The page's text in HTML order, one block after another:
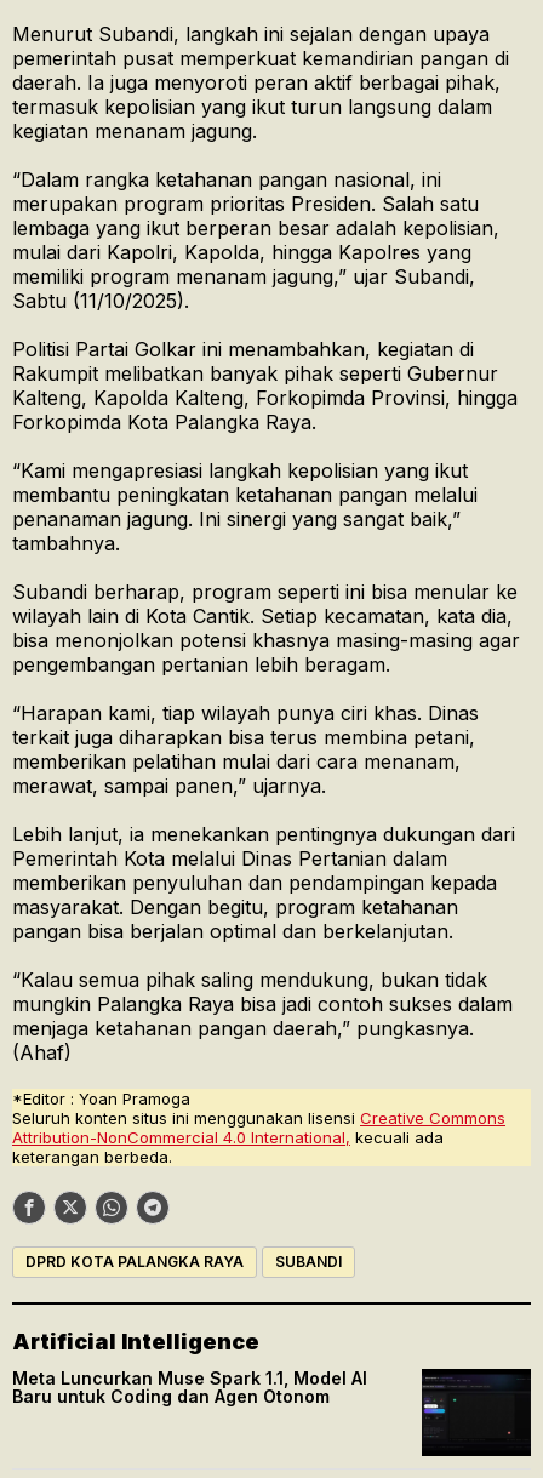
Menurut Subandi, langkah ini sejalan dengan upaya
pemerintah pusat memperkuat kemandirian pangan di
daerah. Ia juga menyoroti peran aktif berbagai pihak,
termasuk kepolisian yang ikut turun langsung dalam
kegiatan menanam jagung.
“Dalam rangka ketahanan pangan nasional, ini
merupakan program prioritas Presiden. Salah satu
lembaga yang ikut berperan besar adalah kepolisian,
mulai dari Kapolri, Kapolda, hingga Kapolres yang
memiliki program menanam jagung,” ujar Subandi,
Sabtu (11/10/2025).
Politisi Partai Golkar ini menambahkan, kegiatan di
Rakumpit melibatkan banyak pihak seperti Gubernur
Kalteng, Kapolda Kalteng, Forkopimda Provinsi, hingga
Forkopimda Kota Palangka Raya.
“Kami mengapresiasi langkah kepolisian yang ikut
membantu peningkatan ketahanan pangan melalui
penanaman jagung. Ini sinergi yang sangat baik,”
tambahnya.
Subandi berharap, program seperti ini bisa menular ke
wilayah lain di Kota Cantik. Setiap kecamatan, kata dia,
bisa menonjolkan potensi khasnya masing-masing agar
pengembangan pertanian lebih beragam.
“Harapan kami, tiap wilayah punya ciri khas. Dinas
terkait juga diharapkan bisa terus membina petani,
memberikan pelatihan mulai dari cara menanam,
merawat, sampai panen,” ujarnya.
Lebih lanjut, ia menekankan pentingnya dukungan dari
Pemerintah Kota melalui Dinas Pertanian dalam
memberikan penyuluhan dan pendampingan kepada
masyarakat. Dengan begitu, program ketahanan
pangan bisa berjalan optimal dan berkelanjutan.
“Kalau semua pihak saling mendukung, bukan tidak
mungkin Palangka Raya bisa jadi contoh sukses dalam
menjaga ketahanan pangan daerah,” pungkasnya.
(Ahaf)
*Editor : Yoan Pramoga
Seluruh konten situs ini menggunakan lisensi Creative Commons
Attribution-NonCommercial 4.0 International, kecuali ada
keterangan berbeda.
DPRD KOTA PALANGKA RAYA SUBANDI
Artificial Intelligence
Meta Luncurkan Muse Spark 1.1, Model AI
Baru untuk Coding dan Agen Otonom